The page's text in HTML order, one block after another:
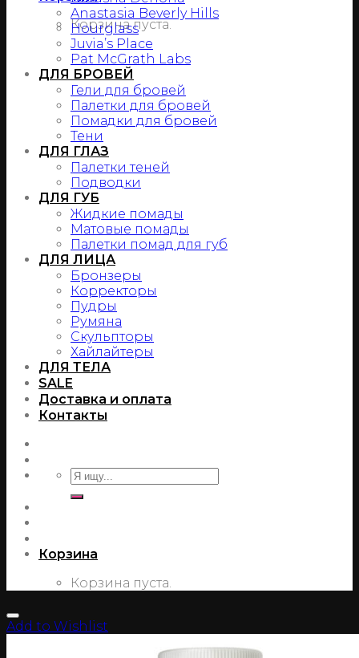
Корзина пуста.
Anastasia Beverly Hills
Hourglass
Juvia’s Place
Pat McGrath Labs
ДЛЯ БРОВЕЙ
Гели для бровей
Палетки для бровей
Помадки для бровей
Тени
ДЛЯ ГЛАЗ
Палетки теней
Подводки
ДЛЯ ГУБ
Жидкие помады
Матовые помады
Палетки помад для губ
ДЛЯ ЛИЦА
Бронзеры
Корректоры
Пудры
Румяна
Скульпторы
Хайлайтеры
ДЛЯ ТЕЛА
SALE
Доставка и оплата
Контакты
Корзина
Корзина пуста.
Add to Wishlist